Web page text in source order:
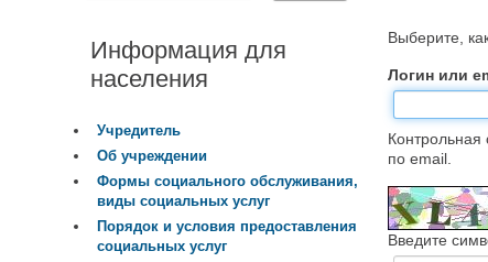
Выберите,
Логин или
по email.
Введите
Информация для
населения
Учредитель
Об учреждении
Формы социального обслуживания,
виды социальных услуг
Порядок и условия предоставления
социальных услуг